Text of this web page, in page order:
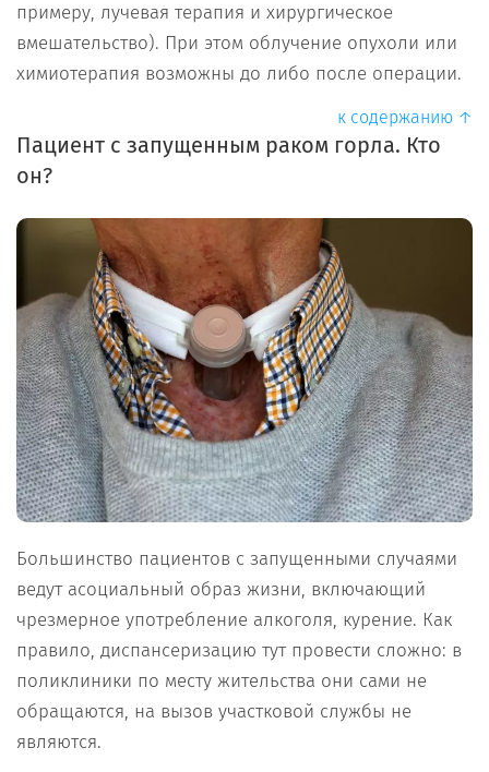
примеру, лучевая терапия и хирургическое
вмешательство). При этом облучение опухоли или
химиотерапия возможны до либо после операции.
к содержанию ↑
Пациент с запущенным раком горла. Кто
он?
Большинство пациентов с запущенными случаями
ведут асоциальный образ жизни, включающий
чрезмерное употребление алкоголя, курение. Как
правило, диспансеризацию тут провести сложно: в
поликлиники по месту жительства они сами не
обращаются, на вызов участковой службы не
являются.